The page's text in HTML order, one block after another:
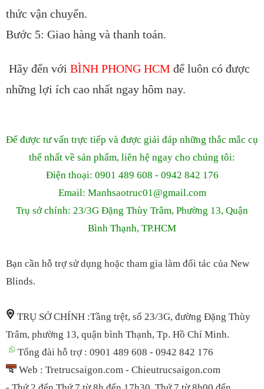
thức vận chuyển.
Bước 5: Giao hàng và thanh toán.
Hãy đến với BÌNH PHONG HCM để luôn có được
những lợi ích cao nhất ngay hôm nay.
Để được tư vấn trực tiếp và được giải đáp những thắc mắc cụ
thể nhất về sản phẩm, liên hệ ngay cho chúng tôi:
Điện thoại: 0901 489 608 - 0942 842 176
Email: Manhsaotruc01 @gmail.com
Trụ sở chính: 23/3G Đặng Thùy Trâm, Phường 13, Quận
Bình Thạnh, TP.HCM
Bạn cần hỗ trợ sử dụng hoặc tham gia làm đối tác của New
Blinds.
TRỤ SỞ CHÍNH :Tầng trệt, số 23/3G, đường Đặng Thùy
Trâm, phường 13, quận bình Thạnh, Tp. Hồ Chí Minh.
Tổng đài hỗ trợ : 0901 489 608 - 0942 842 176
Web : Tretrucsaigon.com - Chieutrucsaigon.com